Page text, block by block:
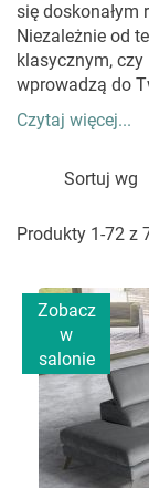
się doskonałym
Niezależnie od
klasycznym,
wprowadzą do
MEBLE
DEFINIUJE
Meble
wyróżniają się
osobach,
starannością
skórzanych
Dzięki ich
doskonale
nowoczesnych
Czytaj więcej...
Sortuj wg
Produkty 1 -72 z
Zobacz
w
salonie